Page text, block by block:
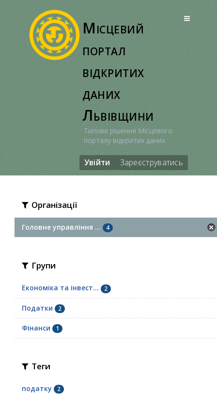
Місцевий
портал
відкритих
даних
Львівщини
Типове рішення Місцевого
порталу відкритих даних
Увійти Зареєструватись
Організації
Головне управління ... 4
Групи
Економіка та інвест... 2
Податки 2
Фінанси 1
Теги
податку 2